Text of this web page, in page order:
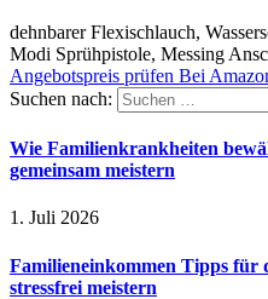
dehnbarer Flexischlauch,
Modi Sprühpistole, Messing
Angebotspreis prüfen Bei
Suchen nach:
Wie Familienkrankheiten
gemeinsam meistern
1. Juli 2026
Familieneinkommen Tipps für
stressfrei meistern